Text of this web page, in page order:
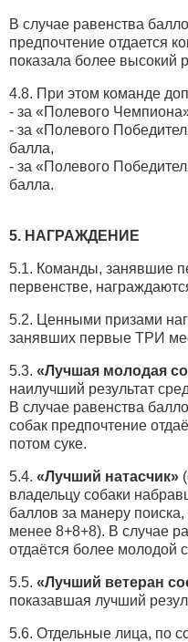
В случае равенства
предпочтение отдается
показала более высокий
4.8. При этом команде
- за «Полевого
- за «Полевого
балла,
- за «Полевого
балла.
5. НАГРАЖДЕНИЕ
5.1. Команды, занявшие
первенстве,
5.2. Ценными призами
занявших первые ТРИ
5.3. «Лучшая молодая
наилучший результат
В случае равенства
собак предпочтение
потом суке.
5.4. «Лучший натасчик»
владельцу собаки
баллов за манеру
менее 8+8+8). В случае
отдаётся более молодой
5.5. «Лучший ветеран
показавшая лучший
5.6. Отдельные лица, по